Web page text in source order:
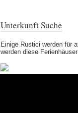
Unterkunft Suche
Einige Rustici werden für
werden diese